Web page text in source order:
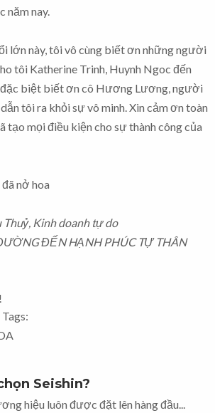
năm nay.
lớn này, tôi vô cùng biết ơn những người
tôi Katherine Trinh, Huynh Ngoc đến
đặc biệt biết ơn cô Hương Lương, người
tôi ra khỏi sự vô minh. Xin cảm ơn toàn
tạo mọi điều kiện cho sự thành công của
nở hoa
Thuỷ, Kinh doanh tự do
ĐẾN HẠNH PHÚC TỰ THÂN
Tags:
Seishin?
hiệu luôn được đặt lên hàng đầu...